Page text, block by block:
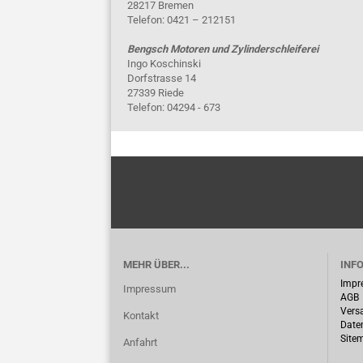
28217 Bremen
Telefon: 0421 – 212151
Bengsch Motoren und Zylinderschleiferei
Ingo Koschinski
Dorfstrasse 14
27339 Riede
Telefon: 04294 - 673
MEHR ÜBER...
Impressum
Kontakt
Anfahrt
AGB